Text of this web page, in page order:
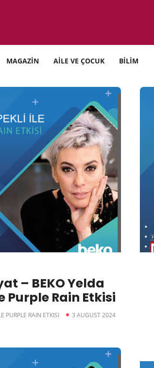
MAGAZİN AİLE VE ÇOCUK BİLİM
– BEKO Yelda
Purple Rain Etkisi
PURPLE RAIN ETKISI 3 AUGUST 2024